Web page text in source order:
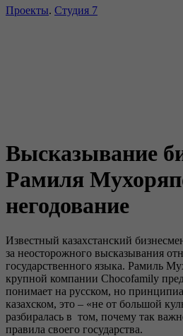
Проекты. Студия 7
Высказывание
Рамиля
негодование
Известный казахстанский
за неосторожного высказывания
государственного языка. Рамиль
крупной компании Chocofamily
понимает на русском, но
казахском, это – «не от большой
разбиралась в том, почему так
правила своего государства.